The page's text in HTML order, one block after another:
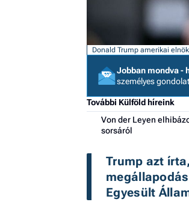
Donald Trump amerikai elnök
Jobban mondva -
személyes
További Külföld híreink
Von der Leyen
sorsáról
Trump azt
Egyesült